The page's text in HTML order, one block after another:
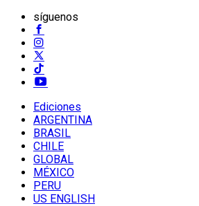
síguenos
Ediciones
ARGENTINA
BRASIL
CHILE
GLOBAL
MÉXICO
PERU
US ENGLISH